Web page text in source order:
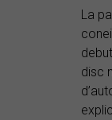
La
disc